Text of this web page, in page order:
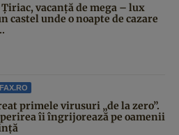
vacanță de mega – lux
castel unde o noapte de cazare
primele virusuri „de la zero”.
îi îngrijorează pe oamenii